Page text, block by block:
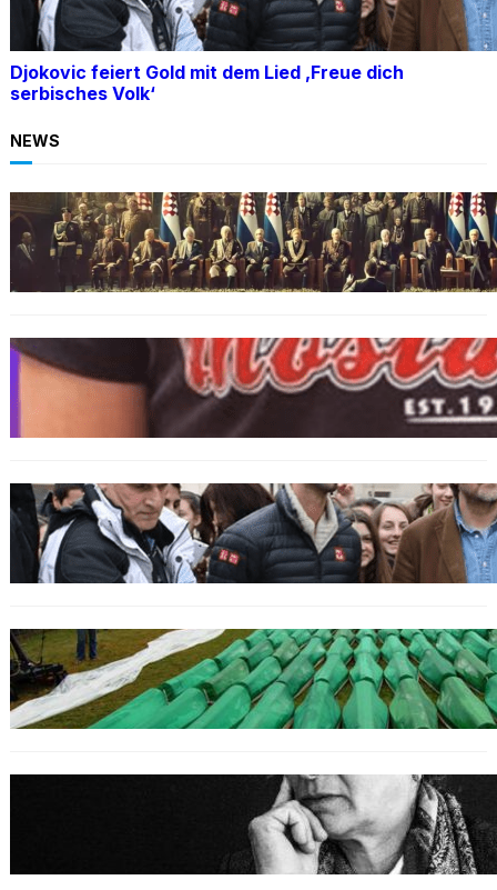
Djokovic feiert Gold mit dem Lied ‚Freue dich
serbisches Volk‘
NEWS
BOSNIEN
Ein Skandal: Čović verteidigt Herceg-Bosna
trotz Kriegsverbrechen
BOSNIEN
„Hasswelle eskaliert“: Mutter eines
bosniakischen Jungen entsetzt nach Angriff
durch kroatische Jugendliche
SPORT
Djokovic feiert Gold mit dem Lied ‚Freue dich
serbisches Volk‘
GENOZID
Izraelischer Botschafter in Serbien leugnet
Völkermord in Srebrenica
Erinnerung an Hatidža Mehmedović: Eine
Stimme des Gewissens im Angesicht von Hass
und Ungerechtigkeit